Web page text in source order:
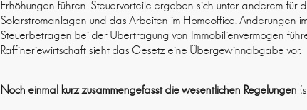
Erhöhungen führen. Steuervorteile ergeben sich unter anderem
Solarstromanlagen und das Arbeiten im Homeoffice. Änderungen
Steuerbeträgen bei der Übertragung von Immobilienvermögen
Raffineriewirtschaft sieht das Gesetz eine Übergewinnabgabe vor.
Noch einmal kurz zusammengefasst die wesentlichen Regelungen